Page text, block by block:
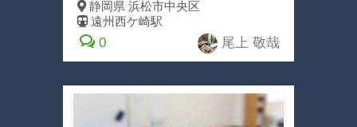
静岡県 浜松市中央区
遠州西ケ崎駅
0 尾上 敬哉